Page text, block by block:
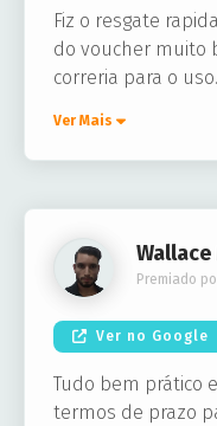
Fiz o resgate
do voucher muito
correria para o uso.
Ver Mais
Premiado
Ver no Google
Tudo bem prático
termos de prazo